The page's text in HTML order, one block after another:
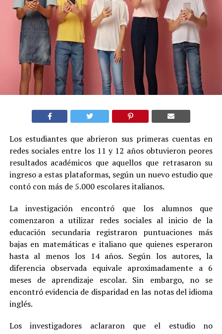
Los estudiantes que abrieron sus primeras cuentas en
redes sociales entre los 11 y 12 años obtuvieron peores
resultados académicos que aquellos que retrasaron su
ingreso a estas plataformas, según un nuevo estudio que
contó con más de 5.000 escolares italianos.
La investigación encontró que los alumnos que
comenzaron a utilizar redes sociales al inicio de la
educación secundaria registraron puntuaciones más
bajas en matemáticas e italiano que quienes esperaron
hasta al menos los 14 años. Según los autores, la
diferencia observada equivale aproximadamente a 6
meses de aprendizaje escolar. Sin embargo, no se
encontró evidencia de disparidad en las notas del idioma
inglés.
Los investigadores aclararon que el estudio no